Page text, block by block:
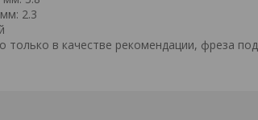
2.3
только в качестве рекомендации, фреза